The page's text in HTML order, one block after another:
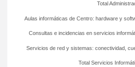
Total Servicios
Servicios de red y sistemas: conectividad,
Consultas e incidencias en servicios
Aulas informáticas de Centro: hardware y
Total